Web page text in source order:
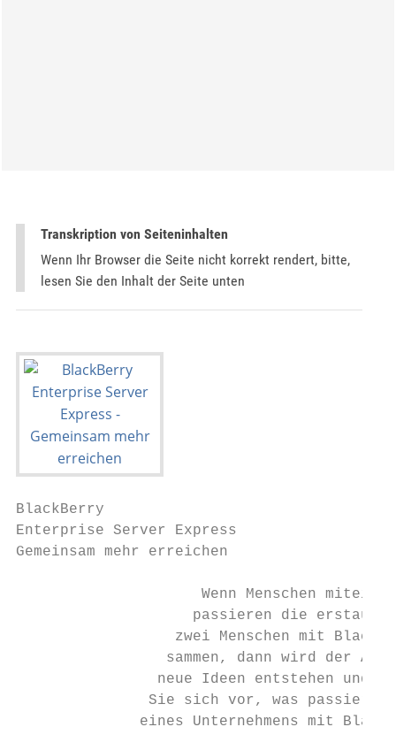
Transkription von Seiteninhalten
Wenn Ihr Browser die Seite nicht korrekt rendert, bitte,
lesen Sie den Inhalt der Seite unten
BlackBerry
Enterprise Server Express
Gemeinsam mehr erreichen
Wenn Menschen
passieren die
zwei Menschen mit
sammen, dann wird der
neue Ideen entstehen und
Sie sich vor, was passieren
eines Unternehmens mit